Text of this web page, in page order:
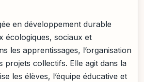
en développement durable
écologiques, sociaux et
les apprentissages, l’organisation
projets collectifs. Elle agit dans la
les élèves, l’équipe éducative et